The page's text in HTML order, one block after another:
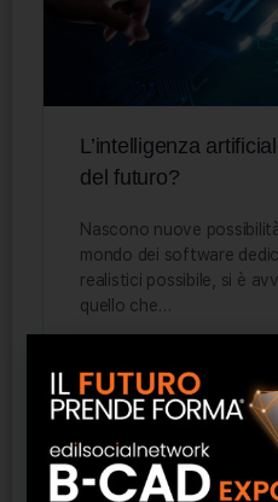
L’intelligenza
del futuro?
Nascono nuove
mondo dei software
realistici possibile, si è
quello che…
6 Ottobre 2022